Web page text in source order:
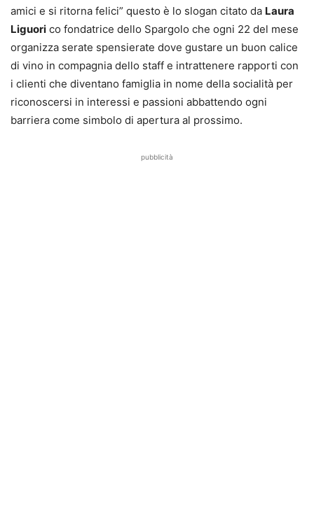
amici e si ritorna felici” questo è lo slogan citato da Laura
Liguori co fondatrice dello Spargolo che ogni 22 del mese
organizza serate spensierate dove gustare un buon calice
di vino in compagnia dello staff e intrattenere rapporti con
i clienti che diventano famiglia in nome della socialità per
riconoscersi in interessi e passioni abbattendo ogni
barriera come simbolo di apertura al prossimo.
pubblicità